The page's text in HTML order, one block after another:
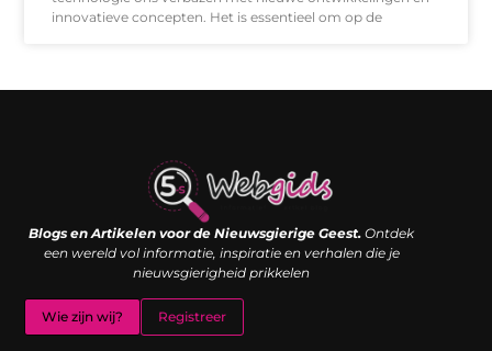
innovatieve concepten. Het is essentieel om op de
Blogs en Artikelen voor de Nieuwsgierige Geest. Ontdek
een wereld vol informatie, inspiratie en verhalen die je
nieuwsgierigheid prikkelen
Wie zijn wij? Registreer